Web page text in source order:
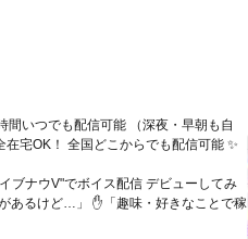
いつでも配信可能 （深夜・早朝も自
宅OK！ 全国どこからでも配信可能 ✨
ブナウV"でボイス配信 デビューしてみ
あるけど…」 ✋「趣味・好きなことで稼